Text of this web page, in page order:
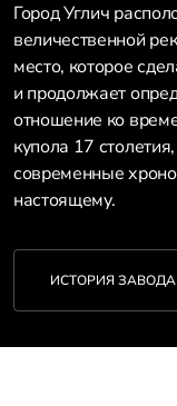
Город Углич
величественной
место, которое
и продолжает
отношение ко
купола 17
современные
настоящему.
ИСТОРИЯ ЗАВОДА